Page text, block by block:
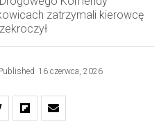
zatrzymali kierowcę
16 czerwca, 2026